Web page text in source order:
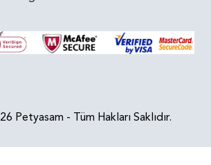
Petyasam - Tüm Hakları Saklıdır.